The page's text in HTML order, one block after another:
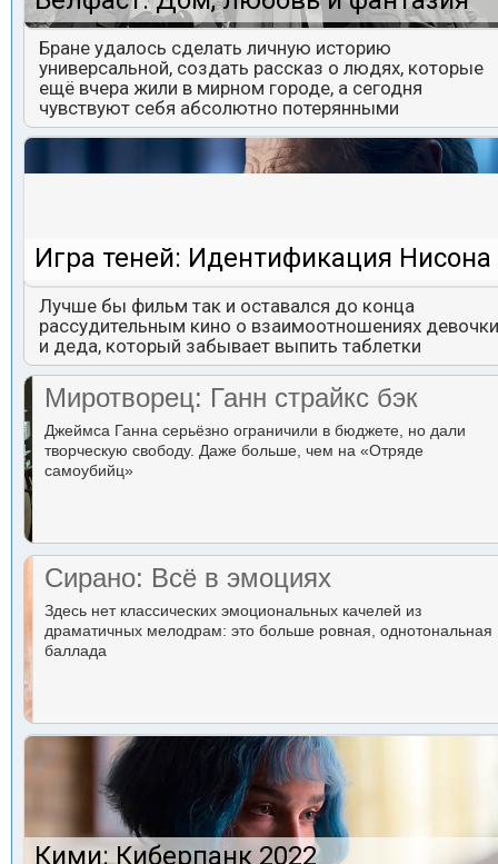
Бране удалось сделать личную историю
универсальной, создать рассказ о людях, которые
ещё вчера жили в мирном городе, а сегодня
чувствуют себя абсолютно потерянными
Игра теней: Идентификация Нисона
Лучше бы фильм так и оставался до конца
рассудительным кино о взаимоотношениях девочки
и деда, который забывает выпить таблетки
Миротворец: Ганн страйкс бэк
Джеймса Ганна серьёзно ограничили в бюджете, но дали
творческую свободу. Даже больше, чем на «Отряде
самоубийц»
Сирано: Всё в эмоциях
Здесь нет классических эмоциональных качелей из
драматичных мелодрам: это больше ровная, однотональная
баллада
Кими: Киберпанк 2022